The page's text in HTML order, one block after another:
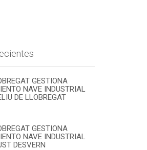
GESTIONA
NAVE INDUSTRIAL
DE LLOBREGAT
GESTIONA
NAVE INDUSTRIAL
DESVERN